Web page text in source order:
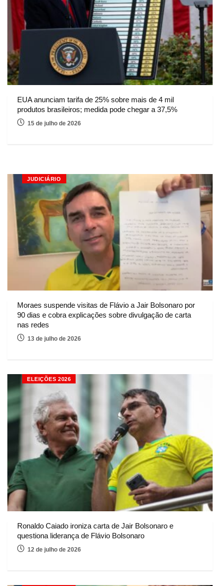
EUA anunciam tarifa de 25% sobre mais de 4 mil
produtos brasileiros; medida pode chegar a 37,5%
15 de julho de 2026
JUDICIÁRIO
Moraes suspende visitas de Flávio a Jair Bolsonaro por
90 dias e cobra explicações sobre divulgação de carta
nas redes
13 de julho de 2026
ELEIÇÕES 2026
Ronaldo Caiado ironiza carta de Jair Bolsonaro e
questiona liderança de Flávio Bolsonaro
12 de julho de 2026